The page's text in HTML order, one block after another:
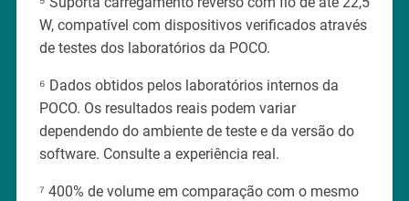
W, compatível com dispositivos verificados através
de testes dos laboratórios da POCO.
⁶ Dados obtidos pelos laboratórios internos da
POCO. Os resultados reais podem variar
dependendo do ambiente de teste e da versão do
software. Consulte a experiência real.
⁷ 400% de volume em comparação com o mesmo